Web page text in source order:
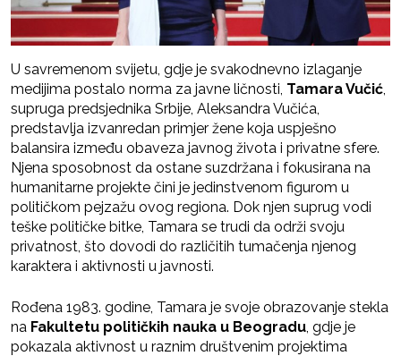
U savremenom svijetu, gdje je svakodnevno izlaganje
medijima postalo norma za javne ličnosti, Tamara Vučić
supruga predsjednika Srbije, Aleksandra Vučića,
predstavlja izvanredan primjer žene koja uspješno
balansira između obaveza javnog života i privatne sfere.
Njena sposobnost da ostane suzdržana i fokusirana na
humanitarne projekte čini je jedinstvenom figurom u
političkom pejzažu ovog regiona. Dok njen suprug vodi
teške političke bitke, Tamara se trudi da održi svoju
privatnost, što dovodi do različitih tumačenja njenog
karaktera i aktivnosti u javnosti.
Rođena 1983. godine, Tamara je svoje obrazovanje stekla
na Fakultetu političkih nauka u Beogradu , gdje je
pokazala aktivnost u raznim društvenim projektima